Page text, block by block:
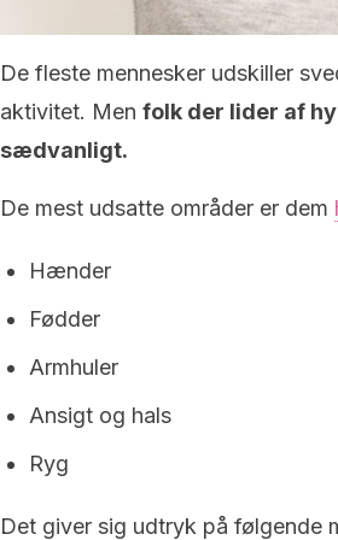
De fleste mennesker udskiller
aktivitet. Men folk der lider af
sædvanligt.
De mest udsatte områder er dem
Hænder
Fødder
Armhuler
Ansigt og hals
Ryg
Det giver sig udtryk på følgende